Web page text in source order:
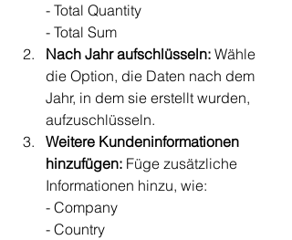
- Total Quantity
- Total Sum
Nach Jahr aufschlüsseln: Wähle
die Option, die Daten nach dem
Jahr, in dem sie erstellt wurden,
aufzuschlüsseln.
Weitere Kundeninformationen
hinzufügen: Füge zusätzliche
Informationen hinzu, wie:
- Company
- Country